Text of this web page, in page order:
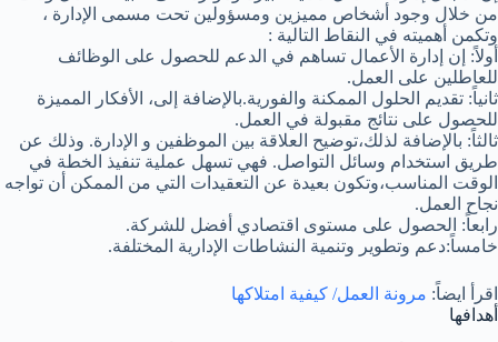
من خلال وجود أشخاص مميزين ومسؤولين تحت مسمى الإدارة ،
وتكمن أهميته في النقاط التالية :
أولاً: إن إدارة الأعمال تساهم في الدعم للحصول على الوظائف
للعاطلين على العمل.
ثانياً: تقديم الحلول الممكنة والفورية.بالإضافة إلى، الأفكار المميزة
للحصول على نتائج مقبولة في العمل.
ثالثاً: بالإضافة لذلك،توضيح العلاقة بين الموظفين و الإدارة. وذلك عن
طريق استخدام وسائل التواصل. فهي تسهل عملية تنفيذ الخطة في
الوقت المناسب،وتكون بعيدة عن التعقيدات التي من الممكن أن تواجه
نجاح العمل.
رابعاً: الحصول على مستوى اقتصادي أفضل للشركة.
خامساً:دعم وتطوير وتنمية النشاطات الإدارية المختلفة.
اقرأ ايضاً: مرونة العمل/ كيفية امتلاكها
أهدافها